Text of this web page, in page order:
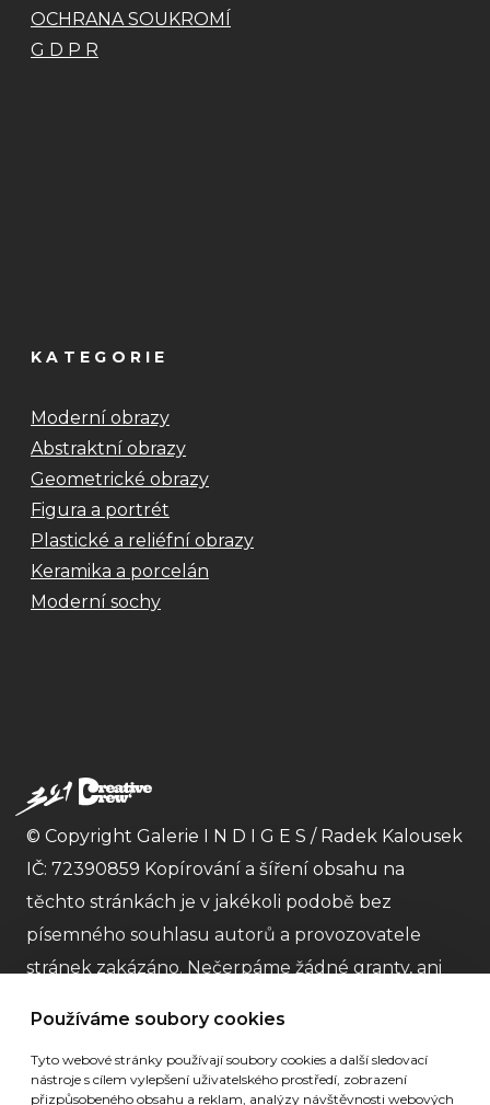
Používáme soubory cookies
Tyto webové stránky používají soubory cookies a další sledovací
nástroje s cílem vylepšení uživatelského prostředí, zobrazení
přizpůsobeného obsahu a reklam, analýzy návštěvnosti webových
OCHRANA SOUKROMÍ
G D P R
KATEGORIE
Moderní obrazy
Abstraktní obrazy
Geometrické obrazy
Figura a portrét
Plastické a reliéfní obrazy
Keramika a porcelán
Moderní sochy
© Copyright Galerie I N D I G E S / Radek Kalousek
IČ: 72390859 Kopírování a šíření obsahu na
těchto stránkách je v jakékoli podobě bez
písemného souhlasu autorů a provozovatele
stránek zakázáno. Nečerpáme žádné granty, ani
. Nejme plátci DPH. |
galerie vytvořilaDigitální agentura 321 CREATIVE
CREW s.r.o.